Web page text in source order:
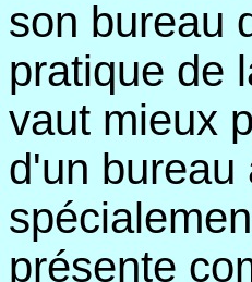
son bureau
pratique de
vaut mieux
d'un bureau
présente